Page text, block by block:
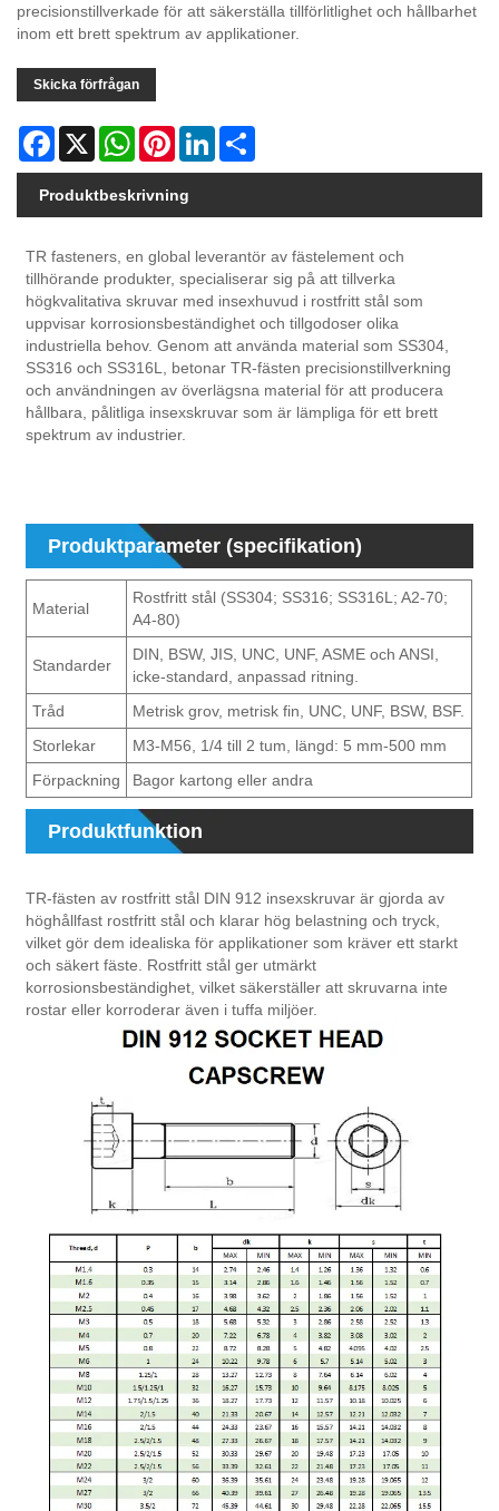
precisionstillverkade för att säkerställa tillförlitlighet och hållbarhet
inom ett brett spektrum av applikationer.
Skicka förfrågan
Facebook
X WhatsAppPinterestLinkedIn
Produktbeskrivning
TR fasteners, en global leverantör av fästelement och
tillhörande produkter, specialiserar sig på att tillverka
högkvalitativa skruvar med insexhuvud i rostfritt stål som
uppvisar korrosionsbeständighet och tillgodoser olika
industriella behov. Genom att använda material som SS304,
SS316 och SS316L, betonar TR-fästen precisionstillverkning
och användningen av överlägsna material för att producera
hållbara, pålitliga insexskruvar som är lämpliga för ett brett
spektrum av industrier.
Produktparameter (specifikation)
Material
Rostfritt stål (SS304; SS316; SS316L; A2-70;
A4-80)
Standarder
DIN, BSW, JIS, UNC, UNF, ASME och ANSI,
icke-standard, anpassad ritning.
Tråd
Metrisk grov, metrisk fin, UNC, UNF, BSW, BSF.
Storlekar
M3-M56, 1/4 till 2 tum, längd: 5 mm-500 mm
Förpackning
Bagor kartong eller andra
Produktfunktion
TR-fästen av rostfritt stål DIN 912 insexskruvar är gjorda av
höghållfast rostfritt stål och klarar hög belastning och tryck,
vilket gör dem idealiska för applikationer som kräver ett starkt
och säkert fäste. Rostfritt stål ger utmärkt
korrosionsbeständighet, vilket säkerställer att skruvarna inte
rostar eller korroderar även i tuffa miljöer.